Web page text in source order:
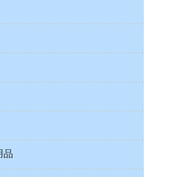
クセサリー
ッグ／収納用品
辺機器
ド
ル
ルダー
タ用ファイル
ックス
ァイル
ォーター
コーヒー
エティ飲料
ディスク
納用品
品
ド
ーダー
インター
庫
フト
品
品